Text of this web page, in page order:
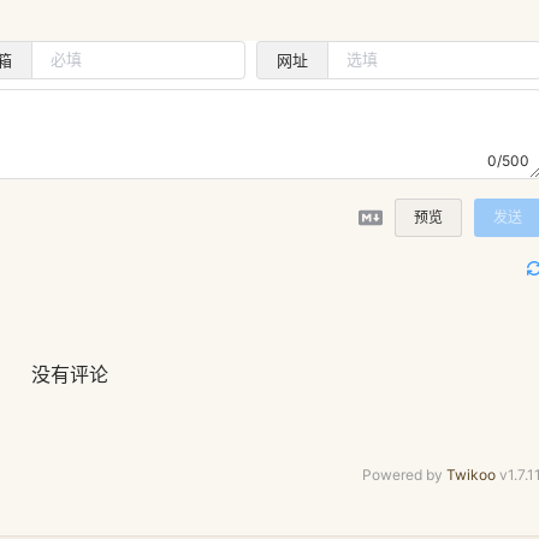
网址
0/500
预览 发送
没有评论
Powered by Twikoo